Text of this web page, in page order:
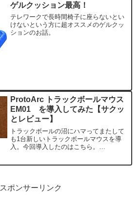
ゲルクッション最高！
テレワークで長時間椅子に座らないとい
けないという方に超オススメのゲルクッ
ションのお話。
ProtoArc トラックボールマウス
EM01 を導入してみた【サクッ
とレビュー】
トラックボールの沼にハマってまたして
も1台新しいトラックボールマウスを導
入。今回導入したのはこちら。
スポンサーリンク